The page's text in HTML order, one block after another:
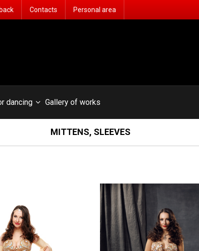
Contacts Personal area
dancing Gallery of works
MITTENS, SLEEVES